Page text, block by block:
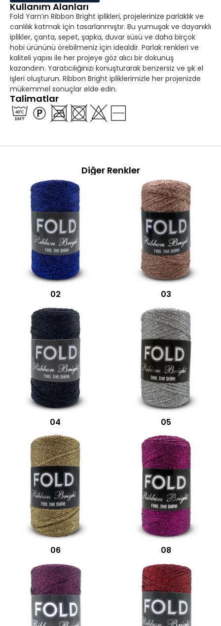
Kullanım Alanları
Fold Yarn’ın Ribbon Bright iplikleri, projelerinize parlaklık ve
canlılık katmak için tasarlanmıştır. Bu yumuşak ve dayanıklı
iplikler, çanta, sepet, şapka, duvar süsü ve daha birçok
hobi ürününü örebilmeniz için idealdir. Parlak renkleri ve
kaliteli yapısı ile her projeye göz alıcı bir dokunuş
kazandırın. Yaratıcılığınızı konuşturarak benzersiz ve şık el
işleri oluşturun. Ribbon Bright ipliklerimizle her projenizde
mükemmel sonuçlar elde edin.
Talimatlar
Diğer Renkler
02 03
04 05
06 08